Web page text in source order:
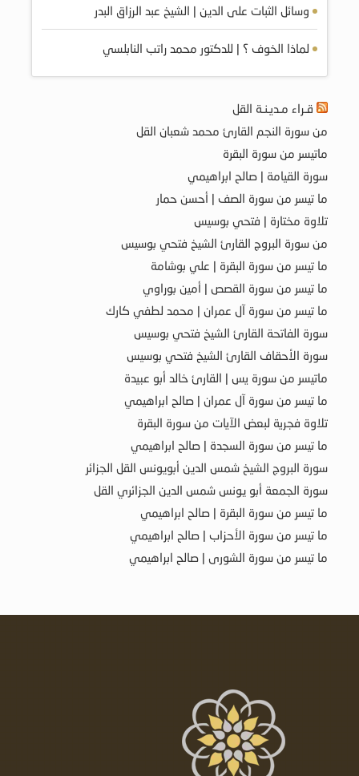
وسائل الثبات على الدين | الشيخ عبد الرزاق البدر
لماذا الخوف ؟ | للدكتور محمد راتب النابلسي
قـراء مـديـنـة القل
من سورة النجم القارئ محمد شعبان القل
ماتيسر من سورة البقرة
سورة القيامة | صالح ابراهيمي
ما تيسر من سورة الصف | أحسن حمار
تلاوة مختارة | فتحي بوسيس
من سورة البروج القارئ الشيخ فتحي بوسيس
ما تيسر من سورة البقرة | علي بوشامة
ما تيسر من سورة القصص | أمين بوراوي
ما تيسر من سورة آل عمران | محمد لطفي كارك
سورة الفاتحة القارئ الشيخ فتحي بوسيس
سورة الأحقاف القارئ الشيخ فتحي بوسيس
ماتيسر من سورة يس | القارئ خالد أبو عبيدة
ما تيسر من سورة آل عمران | صالح ابراهيمي
تلاوة فجرية لبعض الآيات من سورة البقرة
ما تيسر من سورة السجدة | صالح ابراهيمي
سورة البروج الشيخ شمس الدين أبويونس القل الجزائر
سورة الجمعة أبو يونس شمس الدين الجزائري القل
ما تيسر من سورة البقرة | صالح ابراهيمي
ما تيسر من سورة الأحزاب | صالح ابراهيمي
ما تيسر من سورة الشورى | صالح ابراهيمي